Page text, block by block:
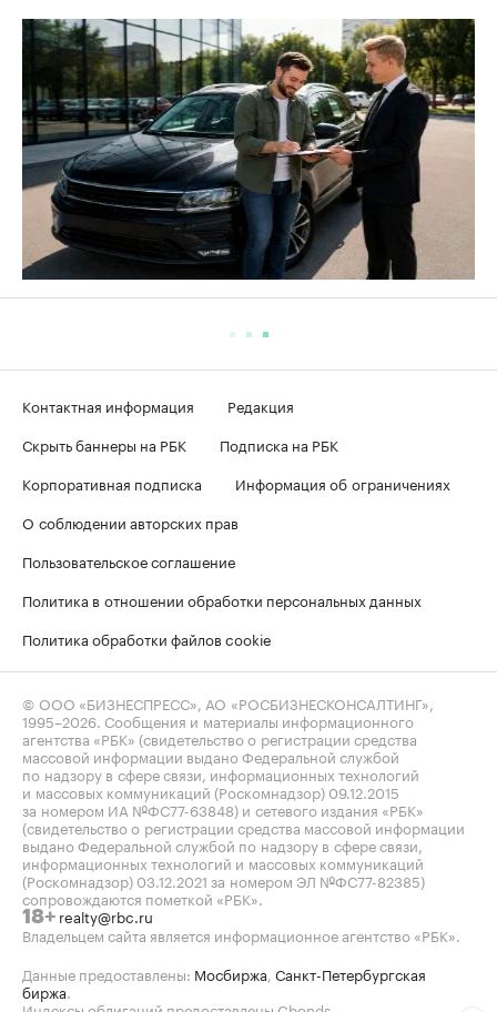
Контактная информация
Редакция
Скрыть баннеры на РБК
Подписка на РБК
Корпоративная подписка
Информация об ограничениях
О соблюдении авторских прав
Пользовательское соглашение
Политика в отношении обработки персональных данных
Политика обработки файлов cookie
© ООО «БИЗНЕСПРЕСС», АО «РОСБИЗНЕСКОНСАЛТИНГ»,
1995–2026. Сообщения и материалы информационного
агентства «РБК» (свидетельство о регистрации средства
массовой информации выдано Федеральной службой
по надзору в сфере связи, информационных технологий
и массовых коммуникаций (Роскомнадзор) 09.12.2015
за номером ИА №ФС77-63848) и сетевого издания «РБК»
(свидетельство о регистрации средства массовой информации
выдано Федеральной службой по надзору в сфере связи,
информационных технологий и массовых коммуникаций
(Роскомнадзор) 03.12.2021 за номером ЭЛ №ФС77-82385)
сопровождаются пометкой «РБК».
18+ realty@rbc.ru
Владельцем сайта является информационное агентство «РБК».
Данные предоставлены: Мосбиржа, Санкт-Петербургская
биржа.